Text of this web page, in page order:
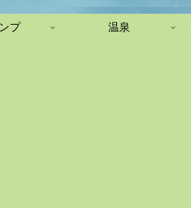
プ 温泉